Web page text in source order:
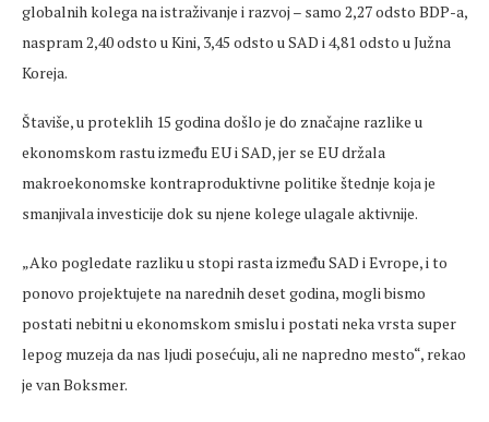
globalnih kolega na istraživanje i razvoj – samo 2,27 odsto BDP-a,
naspram 2,40 odsto u Kini, 3,45 odsto u SAD i 4,81 odsto u Južna
Koreja.
Štaviše, u proteklih 15 godina došlo je do značajne razlike u
ekonomskom rastu između EU i SAD, jer se EU držala
makroekonomske kontraproduktivne politike štednje koja je
smanjivala investicije dok su njene kolege ulagale aktivnije.
„Ako pogledate razliku u stopi rasta između SAD i Evrope, i to
ponovo projektujete na narednih deset godina, mogli bismo
postati nebitni u ekonomskom smislu i postati neka vrsta super
lepog muzeja da nas ljudi posećuju, ali ne napredno mesto“, rekao
je van Boksmer.